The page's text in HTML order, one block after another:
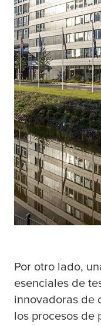
Por otro lado,
esenciales de
innovadoras de
los procesos de